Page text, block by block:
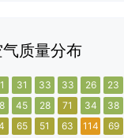
质量分布
31 33 33 26 23
45 28 71 34 38
65 51 63 114 69